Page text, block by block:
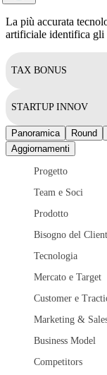
La più accurata
artificiale identifica gli
TAX BONUS
STARTUP INNOV
Panoramica Round
Aggiornamenti
Progetto
Team e Soci
Prodotto
Bisogno del
Tecnologia
Mercato e Target
Customer e
Marketing &
Business Model
Competitors